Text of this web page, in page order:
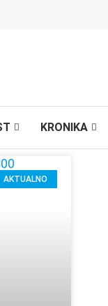
KRONIKA
AKTUALNO